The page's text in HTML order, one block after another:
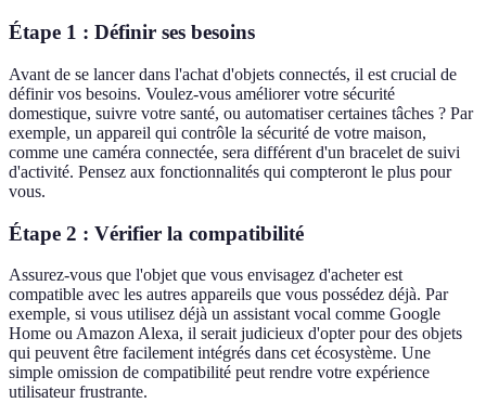
Étape 1 : Définir ses besoins
Avant de se lancer dans l'achat d'objets connectés, il est crucial de
définir vos besoins. Voulez-vous améliorer votre sécurité
domestique, suivre votre santé, ou automatiser certaines tâches ? Par
exemple, un appareil qui contrôle la sécurité de votre maison,
comme une caméra connectée, sera différent d'un bracelet de suivi
d'activité. Pensez aux fonctionnalités qui compteront le plus pour
vous.
Étape 2 : Vérifier la compatibilité
Assurez-vous que l'objet que vous envisagez d'acheter est
compatible avec les autres appareils que vous possédez déjà. Par
exemple, si vous utilisez déjà un assistant vocal comme Google
Home ou Amazon Alexa, il serait judicieux d'opter pour des objets
qui peuvent être facilement intégrés dans cet écosystème. Une
simple omission de compatibilité peut rendre votre expérience
utilisateur frustrante.